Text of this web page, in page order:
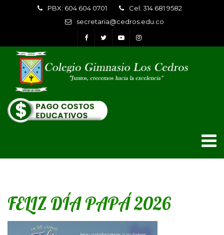
PBX: 604 604 0701
Cel: 314 681 9582
secretaria@cedros.edu.co
FELIZ DÍA PAPÁ 2026